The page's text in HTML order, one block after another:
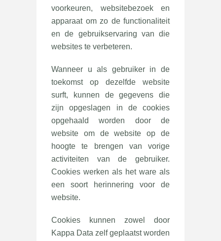
voorkeuren, websitebezoek en
apparaat om zo de functionaliteit
en de gebruikservaring van die
websites te verbeteren.
Wanneer u als gebruiker in de
toekomst op dezelfde website
surft, kunnen de gegevens die
zijn opgeslagen in de cookies
opgehaald worden door de
website om de website op de
hoogte te brengen van vorige
activiteiten van de gebruiker.
Cookies werken als het ware als
een soort herinnering voor de
website.
Cookies kunnen zowel door
Kappa Data zelf geplaatst worden